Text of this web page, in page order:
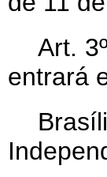
Art.
entrará